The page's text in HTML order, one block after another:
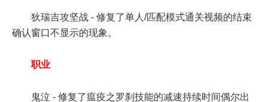
狄瑞吉攻坚战 - 修复了单人/匹配模式通关视频的结束
确认窗口不显示的现象。
职业
鬼泣 - 修复了瘟疫之罗刹技能的减速持续时间偶尔出